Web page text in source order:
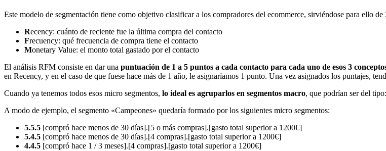
Este modelo de segmentación tiene como objetivo clasificar a los compradores del ecommerce, sirviéndose para ello de
Recency: cuánto de reciente fue la última compra del contacto
Frecuency: qué frecuencia de compra tiene el contacto
Monetary Value: el monto total gastado por el contacto
El análisis RFM consiste en dar una puntuación de 1 a 5 puntos a cada contacto para cada uno de esos 3
en Recency, y en el caso de que fuese hace más de 1 año, le asignaríamos 1 punto. Una vez asignados los puntajes,
Cuando ya tenemos todos esos micro segmentos, lo ideal es agruparlos en segmentos macro, que podrían ser del
A modo de ejemplo, el segmento «Campeones» quedaría formado por los siguientes micro segmentos:
5.5.5 [compró hace menos de 30 días].[5 o más compras].[gasto total superior a 1200€]
5.4.5 [compró hace menos de 30 días].[4 compras].[gasto total superior a 1200€]
4.4.5 [compró hace 1 / 3 meses].[4 compras].[gasto total superior a 1200€]